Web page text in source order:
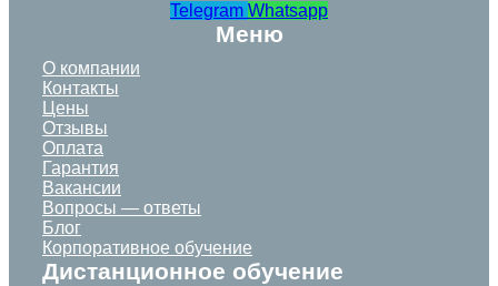
Telegram Whatsapp
Меню
О компании
Контакты
Цены
Отзывы
Оплата
Гарантия
Вакансии
Вопросы — ответы
Блог
Корпоративное обучение
Дистанционное обучение